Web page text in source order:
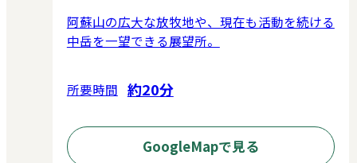
阿蘇山の広大な放牧地や、現在も活動を続ける
中岳を一望できる展望所。
所要時間 約20分
GoogleMapで見る